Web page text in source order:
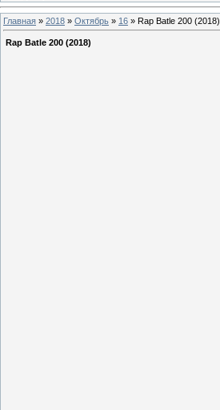
Главная » 2018 » Октябрь » 16 » Rap Batle 200 (2018)
Rap Batle 200 (2018)